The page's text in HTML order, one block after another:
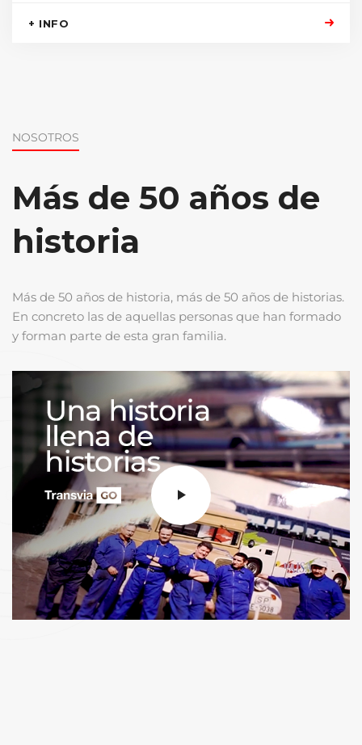
+ INFO
NOSOTROS
Más de 50 años de
historia
Más de 50 años de historia, más de 50 años de historias.
En concreto las de aquellas personas que han formado
y forman parte de esta gran familia.